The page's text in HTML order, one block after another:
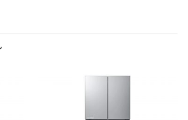
Flow
phẩm:
tốt